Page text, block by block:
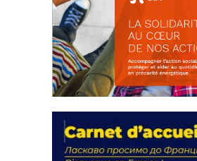
actions
18 septembre 2023